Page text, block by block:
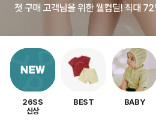
26SS
신상
BEST BABY